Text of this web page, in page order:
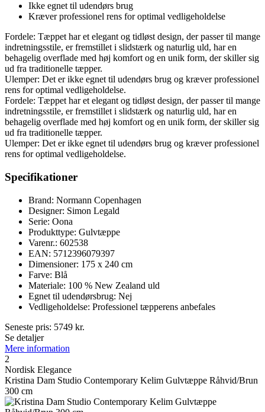
Ikke egnet til udendørs brug
Kræver professionel rens for optimal vedligeholdelse
Fordele: Tæppet har et elegant og tidløst design, der passer til mange
indretningsstile, er fremstillet i slidstærk og naturlig uld, har en
behagelig overflade med høj komfort og en unik form, der skiller sig
ud fra traditionelle tæpper.
Ulemper: Det er ikke egnet til udendørs brug og kræver professionel
rens for optimal vedligeholdelse.
Fordele: Tæppet har et elegant og tidløst design, der passer til mange
indretningsstile, er fremstillet i slidstærk og naturlig uld, har en
behagelig overflade med høj komfort og en unik form, der skiller sig
ud fra traditionelle tæpper.
Ulemper: Det er ikke egnet til udendørs brug og kræver professionel
rens for optimal vedligeholdelse.
Specifikationer
Brand: Normann Copenhagen
Designer: Simon Legald
Serie: Oona
Produkttype: Gulvtæppe
Varenr.: 602538
EAN: 5712396079397
Dimensioner: 175 x 240 cm
Farve: Blå
Materiale: 100 % New Zealand uld
Egnet til udendørsbrug: Nej
Vedligeholdelse: Professionel tæpperens anbefales
Seneste pris: 5749 kr.
Se detaljer
Mere information
2
Nordisk Elegance
Kristina Dam Studio Contemporary Kelim Gulvtæppe Råhvid/Brun
300 cm